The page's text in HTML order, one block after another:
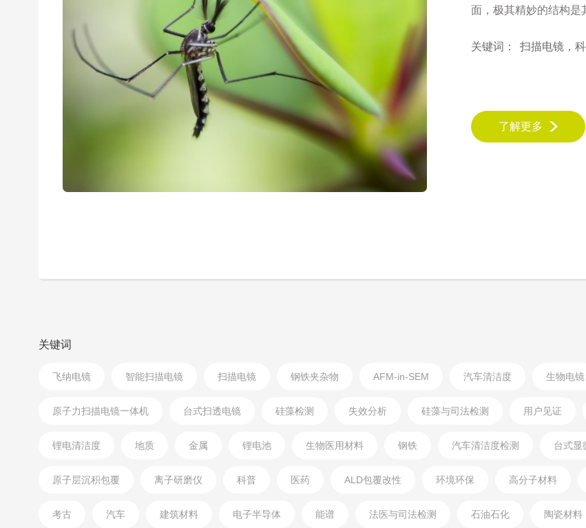
面，极其精妙的结构是
关键词： 扫描电镜，
了解更多
关键词
飞纳电镜 智能扫描电镜 扫描电镜 钢铁夹杂物 AFM-in-SEM 汽车清洁度 生物电镜
原子力扫描电镜一体机 台式扫透电镜 硅藻检测 失效分析 硅藻与司法检测 用户见证
锂电清洁度 地质 金属 锂电池 生物医用材料 钢铁 汽车清洁度检测 台式显
原子层沉积包覆 离子研磨仪 科普 医药 ALD包覆改性 环境环保 高分子材料
考古 汽车 建筑材料 电子半导体 能谱 法医与司法检测 石油石化 陶瓷材料